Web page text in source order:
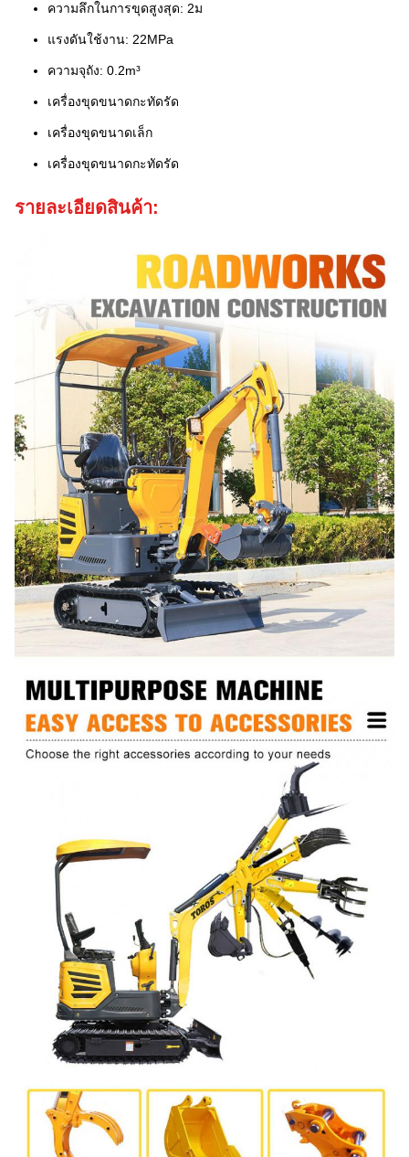
ความลึกในการขุดสูงสุด: 2ม
แรงดันใช้งาน: 22MPa
ความจุถัง: 0.2m³
เครื่องขุดขนาดกะทัดรัด
เครื่องขุดขนาดเล็ก
เครื่องขุดขนาดกะทัดรัด
รายละเอียดสินค้า: